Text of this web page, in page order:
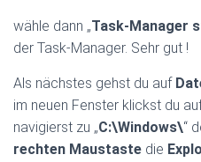
wähle dann „Task-Manager
der Task-Manager. Sehr gut !
Als nächstes gehst du auf
im neuen Fenster klickst du
navigierst zu „C:\Windows\“
rechten Maustaste die